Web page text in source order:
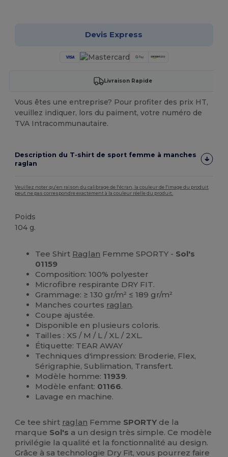
Devis Express
Livraison Rapide
Vous êtes une entreprise? Pour profiter des prix HT,
veuillez indiquer, lors du paiment, votre numéro de
TVA Intracommunautaire.
Description du T‑shirt de sport femme à manches
raglan
Veuillez noter qu'en raison du calibrage de l'écran, la couleur de l'image du produit
peut ne pas correspondre exactement à la couleur réelle du produit.
Poids
104 g.
Tee Shirt Raglan Femme SPORTY - Sol's
01159
Composition: 100% polyester
Microfibre respirante DRY FIT.
Grammage: ≥ 130 gr/m² ≤ 189 gr/m²
Manches courtes raglan.
Coupe ajustée.
Disponible en plusieurs coloris.
Tailles : XS / M / L / XL / 2XL.
Étiquette: TEAR AWAY
Techniques d'impression: Broderie, Flex,
Sérigraphie, Sublimation, Transfert.
Modèle homme: 11939.
Modèle enfant: 01166.
Lavage en machine.
Ce tee shirt raglan Femme SPORTY de la
marque Sol's a un design très simple. Ce modèle
privilégie la qualité et la fonctionnalité au design.
Grâce à sa technologie Dry Fit, vous pourrez faire